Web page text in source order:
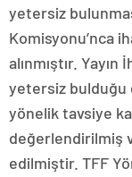
yetersiz
Komisyonu’nca
alınmıştır.
yetersiz bulduğu
yönelik tavsiye
değerlendirilmiş
edilmiştir. TFF